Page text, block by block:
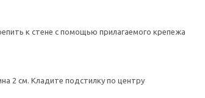
к стене с помощью прилагаемого крепежа
2 см. Кладите подстилку по центру